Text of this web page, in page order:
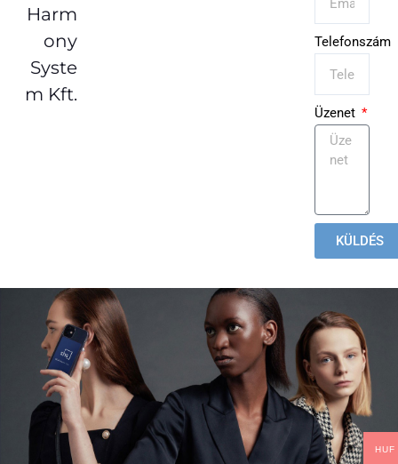
Harm
ony
Syste
m Kft.
Telefonszám
Üzenet
KÜLDÉS
HUF